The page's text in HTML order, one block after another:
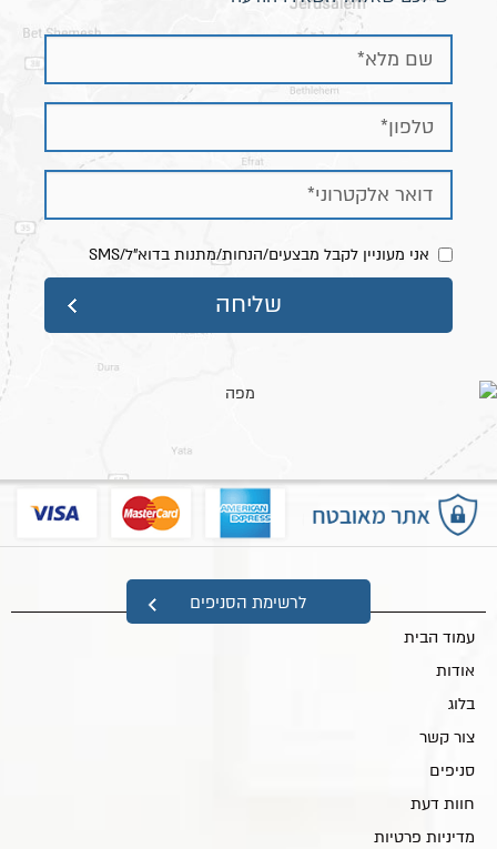
אני מעוניין לקבל מבצעים/הנחות/מתנות בדוא"ל/SMS
לרשימת הסניפים
מפת אתר
עמוד הבית
אודות
בלוג
צור קשר
סניפים
חוות דעת
מדיניות פרטיות